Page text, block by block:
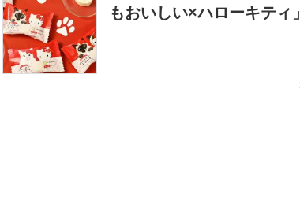
もおいしい×ハローキティ